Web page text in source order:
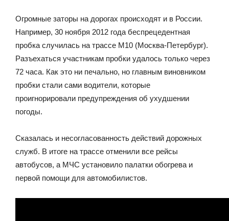
Огромные заторы на дорогах происходят и в России.
Например, 30 ноября 2012 года беспрецедентная
пробка случилась на трассе М10 (Москва-Петербург).
Разъехаться участникам пробки удалось только через
72 часа. Как это ни печально, но главным виновником
пробки стали сами водители, которые
проигнорировали предупреждения об ухудшении
погоды.
Сказалась и несогласованность действий дорожных
служб. В итоге на трассе отменили все рейсы
автобусов, а МЧС установило палатки обогрева и
первой помощи для автомобилистов.